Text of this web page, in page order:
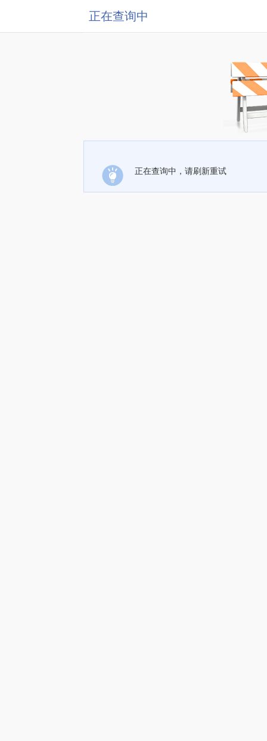
正在查询中
正在查询中，请刷新重试